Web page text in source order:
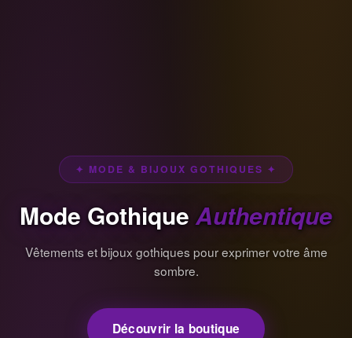
✦ MODE & BIJOUX GOTHIQUES ✦
Mode Gothique Authentique
Vêtements et bijoux gothiques pour exprimer votre âme
sombre.
Découvrir la boutique